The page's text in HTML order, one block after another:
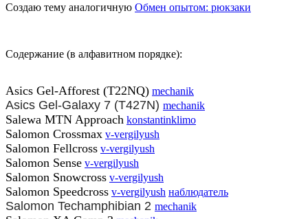
Создаю тему аналогичную Обмен опытом: рюкзаки
Содержание (в алфавитном порядке):
Asics Gel-Afforest (T22NQ) mechanik
Asics Gel-Galaxy 7 (T427N) mechanik
Salewa MTN Approach konstantinklimo
Salomon Crossmax v-vergilyush
Salomon Fellcross v-vergilyush
Salomon Sense v-vergilyush
Salomon Snowcross v-vergilyush
Salomon Speedcross v-vergilyush наблюдатель
Salomon Techamphibian 2 mechanik